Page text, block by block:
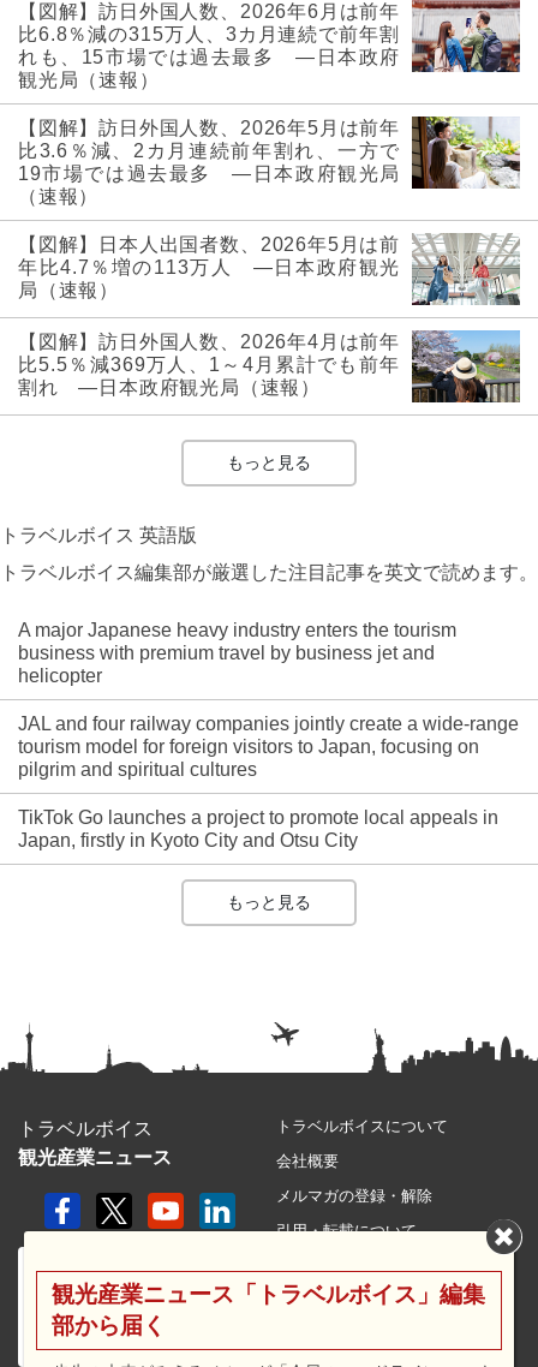
【図解】訪日外国人数、2026年6月は前年
比6.8％減の315万人、3カ月連続で前年割
れも、15市場では過去最多 ―日本政府
観光局（速報）
【図解】訪日外国人数、2026年5月は前年
比3.6％減、2カ月連続前年割れ、一方で
19市場では過去最多 ―日本政府観光局
（速報）
【図解】日本人出国者数、2026年5月は前
年比4.7％増の113万人 ―日本政府観光
局（速報）
【図解】訪日外国人数、2026年4月は前年
比5.5％減369万人、1～4月累計でも前年
割れ ―日本政府観光局（速報）
もっと見る
トラベルボイス 英語版
トラベルボイス編集部が厳選した注目記事を英文で読めます。
A major Japanese heavy industry enters the tourism
business with premium travel by business jet and
helicopter
JAL and four railway companies jointly create a wide-range
tourism model for foreign visitors to Japan, focusing on
pilgrim and spiritual cultures
TikTok Go launches a project to promote local appeals in
Japan, firstly in Kyoto City and Otsu City
もっと見る
トラベルボイス
観光産業ニュース
トラベルボイスについて
会社概要
メルマガの登録・解除
引用・転載について
利用規約
観光産業ニュース「トラベルボイス」編集
部から届く